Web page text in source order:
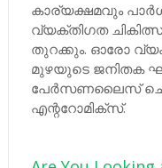
കാര്യക്ഷമവും
വ്യക്തിഗത
തുറക്കും. ഓരോ
മുഴയുടെ ജനിതക
പേര്‍സണലൈസ്‌
എന്ററോമിക്‌സ്‌.